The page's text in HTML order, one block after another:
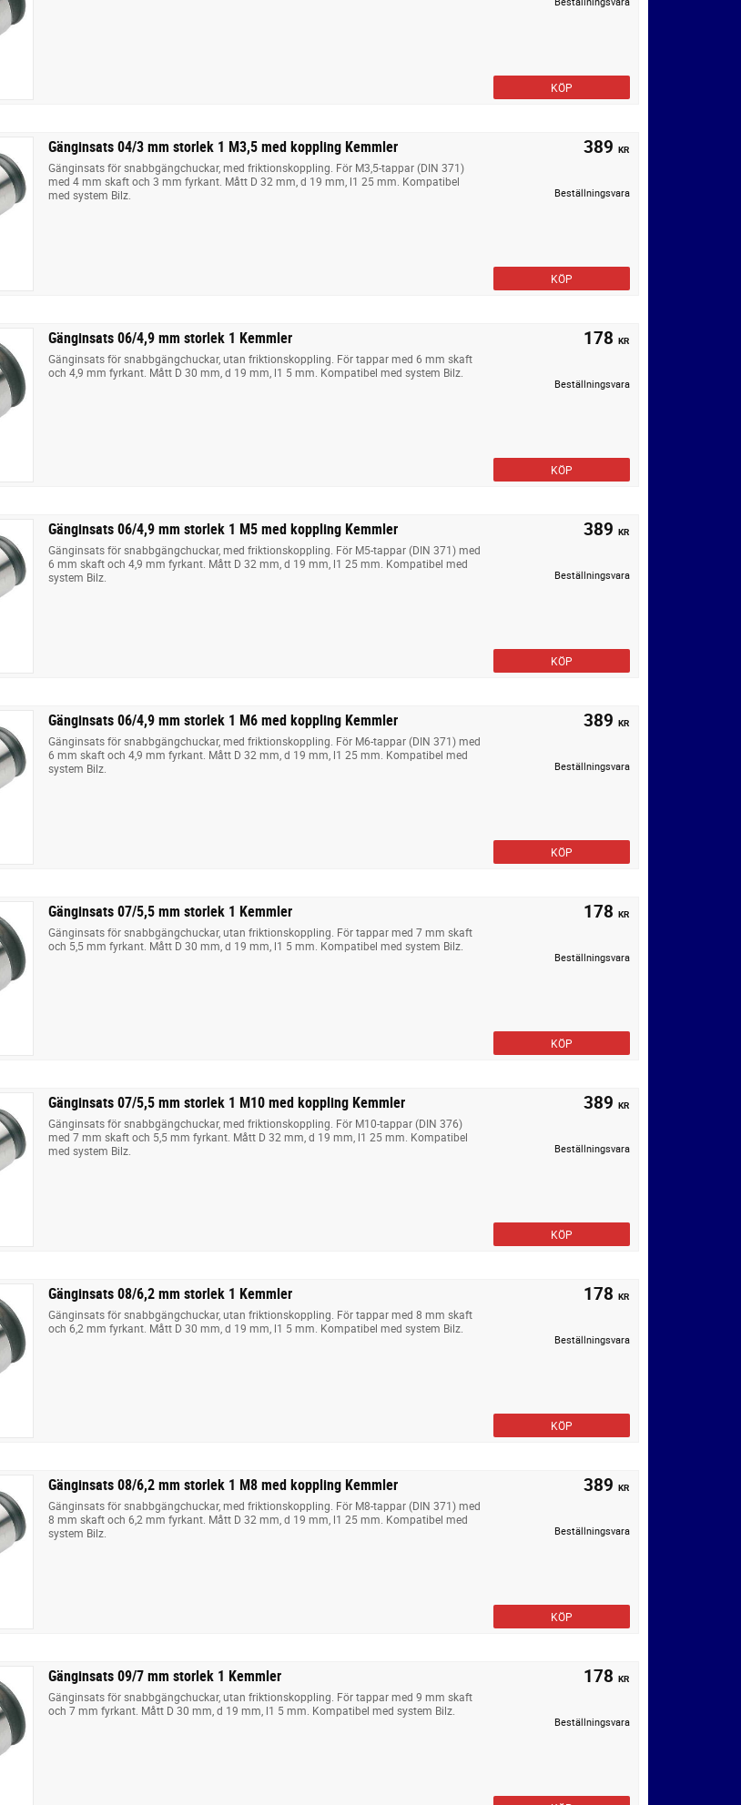
KÖP
Gänginsats 04/3 mm storlek 1 M3,5 med koppling Kemmler
Gänginsats för snabbgängchuckar, med friktionskoppling. För M3,5-tappar (DIN 371)
med 4 mm skaft och 3 mm fyrkant. Mått D 32 mm, d 19 mm, l1 25 mm. Kompatibel
med system Bilz.
389 KR
Beställningsvara
KÖP
Gänginsats 06/4,9 mm storlek 1 Kemmler
Gänginsats för snabbgängchuckar, utan friktionskoppling. För tappar med 6 mm skaft
och 4,9 mm fyrkant. Mått D 30 mm, d 19 mm, l1 5 mm. Kompatibel med system Bilz.
178 KR
Beställningsvara
KÖP
Gänginsats 06/4,9 mm storlek 1 M5 med koppling Kemmler
Gänginsats för snabbgängchuckar, med friktionskoppling. För M5-tappar (DIN 371) med
6 mm skaft och 4,9 mm fyrkant. Mått D 32 mm, d 19 mm, l1 25 mm. Kompatibel med
system Bilz.
389 KR
Beställningsvara
KÖP
Gänginsats 06/4,9 mm storlek 1 M6 med koppling Kemmler
Gänginsats för snabbgängchuckar, med friktionskoppling. För M6-tappar (DIN 371) med
6 mm skaft och 4,9 mm fyrkant. Mått D 32 mm, d 19 mm, l1 25 mm. Kompatibel med
system Bilz.
389 KR
Beställningsvara
KÖP
Gänginsats 07/5,5 mm storlek 1 Kemmler
Gänginsats för snabbgängchuckar, utan friktionskoppling. För tappar med 7 mm skaft
och 5,5 mm fyrkant. Mått D 30 mm, d 19 mm, l1 5 mm. Kompatibel med system Bilz.
178 KR
Beställningsvara
KÖP
Gänginsats 07/5,5 mm storlek 1 M10 med koppling Kemmler
Gänginsats för snabbgängchuckar, med friktionskoppling. För M10-tappar (DIN 376)
med 7 mm skaft och 5,5 mm fyrkant. Mått D 32 mm, d 19 mm, l1 25 mm. Kompatibel
med system Bilz.
389 KR
Beställningsvara
KÖP
Gänginsats 08/6,2 mm storlek 1 Kemmler
Gänginsats för snabbgängchuckar, utan friktionskoppling. För tappar med 8 mm skaft
och 6,2 mm fyrkant. Mått D 30 mm, d 19 mm, l1 5 mm. Kompatibel med system Bilz.
178 KR
Beställningsvara
KÖP
Gänginsats 08/6,2 mm storlek 1 M8 med koppling Kemmler
Gänginsats för snabbgängchuckar, med friktionskoppling. För M8-tappar (DIN 371) med
8 mm skaft och 6,2 mm fyrkant. Mått D 32 mm, d 19 mm, l1 25 mm. Kompatibel med
system Bilz.
389 KR
Beställningsvara
KÖP
Gänginsats 09/7 mm storlek 1 Kemmler
Gänginsats för snabbgängchuckar, utan friktionskoppling. För tappar med 9 mm skaft
och 7 mm fyrkant. Mått D 30 mm, d 19 mm, l1 5 mm. Kompatibel med system Bilz.
178 KR
Beställningsvara